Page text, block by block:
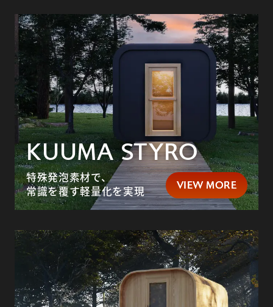
KUUMA STYRO
特殊発泡素材で、
常識を覆す軽量化を実現
VIEW MORE
VIEW MORE